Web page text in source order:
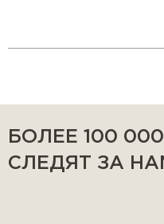
БОЛЕЕ 100
СЛЕДЯТ ЗА